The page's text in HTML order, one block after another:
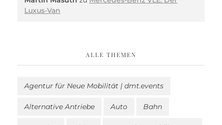
Luxus-Van
ALLE THEMEN
Agentur für Neue Mobilität | dmt.events
Alternative Antriebe Auto Bahn